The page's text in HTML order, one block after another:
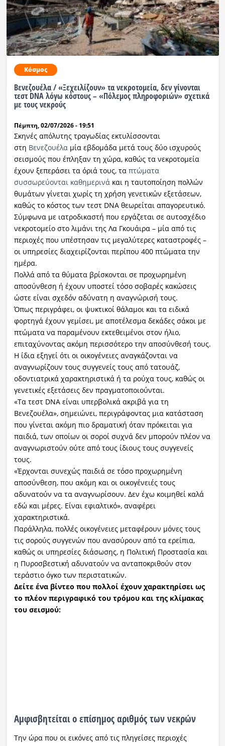
Κόσμος
Βενεζουέλα / «Ξεχειλίζουν» τα νεκροτομεία, δεν γίνονται
τεστ DNA λόγω κόστους – «Πόλεμος πληροφοριών» σχετικά
με τους νεκρούς
Πέμπτη, 02/07/2026 - 19:51
Σκηνές απόλυτης τραγωδίας εκτυλίσσονται
στη Βενεζουέλα μία εβδομάδα μετά τους δύο ισχυρούς
σεισμούς που έπληξαν τη χώρα, καθώς τα νεκροτομεία
έχουν ξεπεράσει τα όριά τους, τα πτώματα
συσσωρεύονται καθημερινά και η ταυτοποίηση πολλών
θυμάτων γίνεται χωρίς τη χρήση γενετικών εξετάσεων,
καθώς το κόστος των τεστ DNA θεωρείται απαγορευτικό.
Σύμφωνα με ιατροδικαστή που εργάζεται σε αυτοσχέδιο
νεκροτομείο στο λιμάνι της Λα Γκουάιρα – μία από τις
περιοχές που υπέστησαν τις μεγαλύτερες καταστροφές –
οι υπηρεσίες διαχειρίζονται περίπου 400 πτώματα την
ημέρα.
Πολλά από τα θύματα βρίσκονται σε προχωρημένη
αποσύνθεση ή έχουν υποστεί τόσο σοβαρές κακώσεις
ώστε είναι σχεδόν αδύνατη η αναγνώρισή τους.
Όπως περιγράφει, οι ψυκτικοί θάλαμοι και τα ειδικά
φορτηγά έχουν γεμίσει, με αποτέλεσμα δεκάδες σάκοι με
πτώματα να παραμένουν εκτεθειμένοι στον ήλιο,
επιταχύνοντας ακόμη περισσότερο την αποσύνθεσή τους.
Η ίδια εξηγεί ότι οι οικογένειες αναγκάζονται να
αναγνωρίζουν τους συγγενείς τους από τατουάζ,
οδοντιατρικά χαρακτηριστικά ή τα ρούχα τους, καθώς οι
γενετικές εξετάσεις δεν πραγματοποιούνται.
«Τα τεστ DNA είναι υπερβολικά ακριβά για τη
Βενεζουέλα», σημειώνει, περιγράφοντας μια κατάσταση
που γίνεται ακόμη πιο δραματική όταν πρόκειται για
παιδιά, των οποίων οι σοροί συχνά δεν μπορούν πλέον να
αναγνωριστούν ούτε από τους ίδιους τους συγγενείς
τους.
«Έρχονται συνεχώς παιδιά σε τόσο προχωρημένη
αποσύνθεση, που ακόμη και οι οικογένειές τους
αδυνατούν να τα αναγνωρίσουν. Δεν έχω κοιμηθεί καλά
εδώ και μέρες. Είναι εφιαλτικό», αναφέρει
χαρακτηριστικά.
Παράλληλα, πολλές οικογένειες μεταφέρουν μόνες τους
τις σορούς συγγενών που ανασύρουν από τα ερείπια,
καθώς οι υπηρεσίες διάσωσης, η Πολιτική Προστασία και
η Πυροσβεστική αδυνατούν να ανταποκριθούν στον
τεράστιο όγκο των περιστατικών.
Δείτε ένα βίντεο που πολλοί έχουν χαρακτηρίσει ως
το πλέον περιγραφικό του τρόμου και της κλίμακας
του σεισμού:
Αμφισβητείται ο επίσημος αριθμός των νεκρών
Την ώρα που οι εικόνες από τις πληγείσες περιοχές